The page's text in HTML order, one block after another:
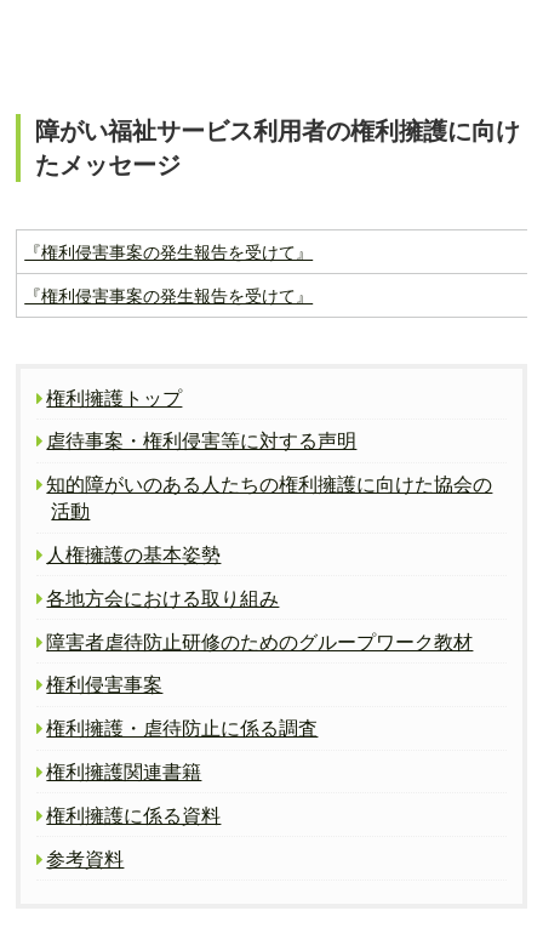
障がい福祉サービス利用者の権利擁護に向け
たメッセージ
『権利侵害事案の発生報告を受けて』
『権利侵害事案の発生報告を受けて』
権利擁護トップ
虐待事案・権利侵害等に対する声明
知的障がいのある人たちの権利擁護に向けた協会の
活動
人権擁護の基本姿勢
各地方会における取り組み
障害者虐待防止研修のためのグループワーク教材
権利侵害事案
権利擁護・虐待防止に係る調査
権利擁護関連書籍
権利擁護に係る資料
参考資料